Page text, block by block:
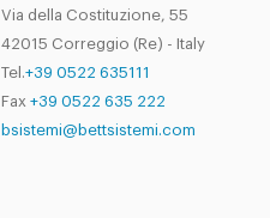
Via della Costituzione, 55
42015 Correggio (Re) - Italy
Tel.+39 0522 635111
Fax +39 0522 635 222
bsistemi@bettsistemi.com